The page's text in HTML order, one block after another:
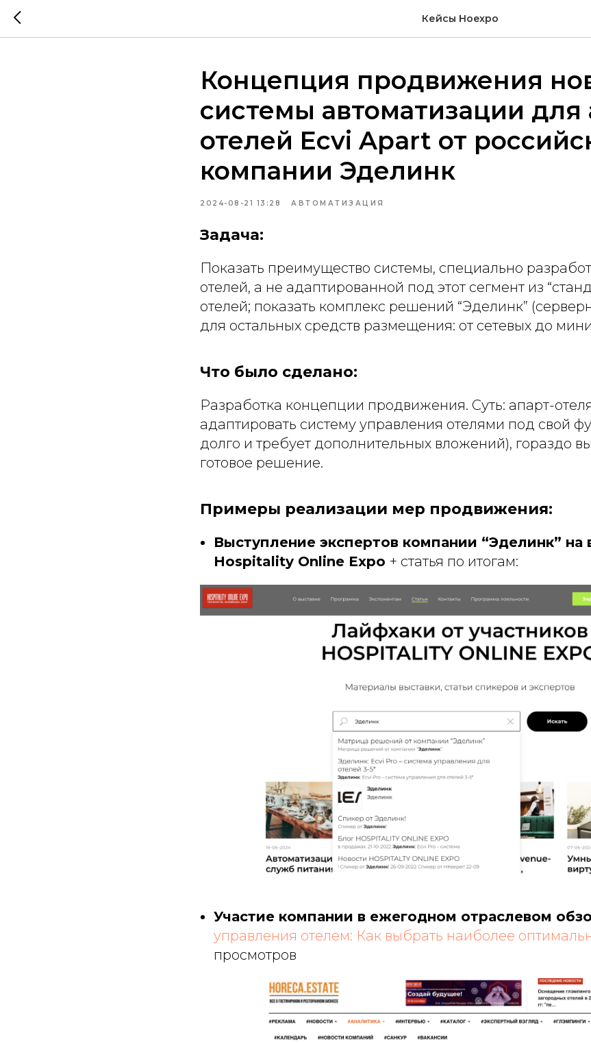
Кейсы Hoexpo
Концепция продвижения
системы автоматизации для
отелей Ecvi Apart от
компании Эделинк
2024-08-21 13:28 АВТОМАТИЗАЦИЯ
Задача:
Показать преимущество системы, специально
отелей, а не адаптированной под этот сегмент из
отелей; показать комплекс решений “Эделинк”
для остальных средств размещения: от сетевых до
Что было сделано:
Разработка концепции продвижения. Суть: апарт-
адаптировать систему управления отелями под свой
долго и требует дополнительных вложений), гораздо
готовое решение.
Примеры реализации мер продвижения:
Выступление экспертов компании “Эделинк” на
Hospitality Online Expo + статья по итогам:
Участие компании в ежегодном отраслевом
управления отелем: Как выбрать наиболее
просмотров